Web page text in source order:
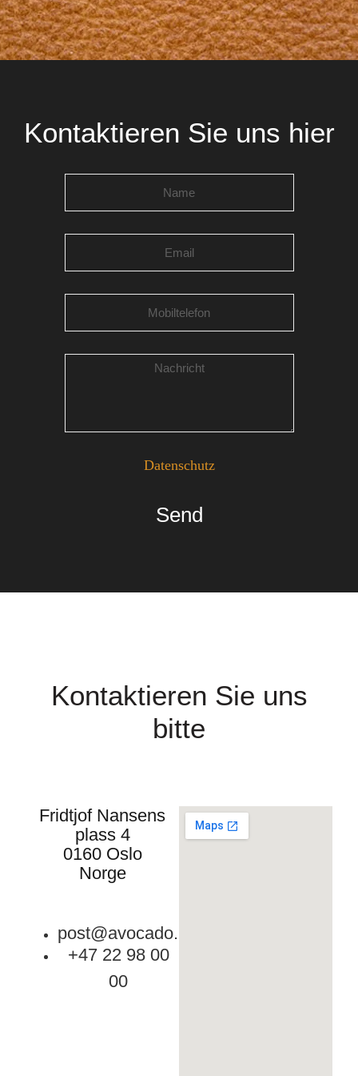
Kontaktieren Sie uns hier
Datenschutz
Send
Kontaktieren Sie uns
bitte
Fridtjof Nansens
plass 4
0160 Oslo
Norge
post@avocado.no
+47 22 98 00
00